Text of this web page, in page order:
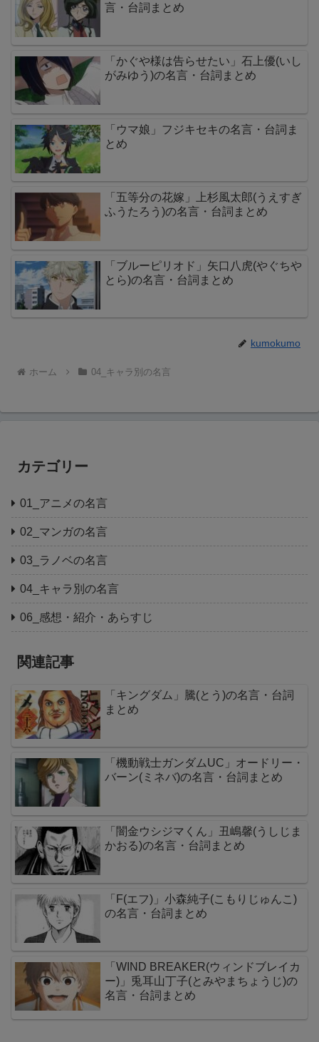
言・台詞まとめ
「かぐや様は告らせたい」石上優(いし
がみゆう)の名言・台詞まとめ
「ウマ娘」フジキセキの名言・台詞ま
とめ
「五等分の花嫁」上杉風太郎(うえすぎ
ふうたろう)の名言・台詞まとめ
「ブルーピリオド」矢口八虎(やぐちや
とら)の名言・台詞まとめ
kumokumo
ホーム 04_キャラ別の名言
カテゴリー
01_アニメの名言
02_マンガの名言
03_ラノベの名言
04_キャラ別の名言
06_感想・紹介・あらすじ
関連記事
「キングダム」騰(とう)の名言・台詞
まとめ
「機動戦士ガンダムUC」オードリー・
バーン(ミネバ)の名言・台詞まとめ
「闇金ウシジマくん」丑嶋馨(うしじま
かおる)の名言・台詞まとめ
「F(エフ)」小森純子(こもりじゅんこ)
の名言・台詞まとめ
「WIND BREAKER(ウィンドブレイカ
ー)」兎耳山丁子(とみやまちょうじ)の
名言・台詞まとめ